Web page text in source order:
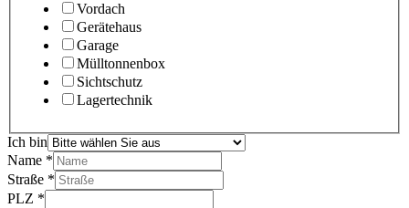
Vordach
Gerätehaus
Garage
Mülltonnenbox
Sichtschutz
Lagertechnik
Ich bin
Name *
Straße *
PLZ *